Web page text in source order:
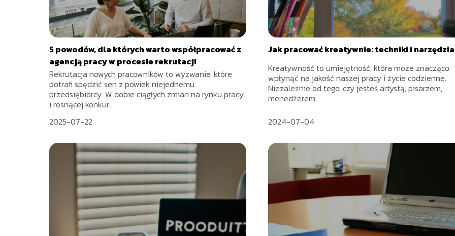
5 powodów, dla których warto współpracować z
agencją pracy w procesie rekrutacji
Rekrutacja nowych pracowników to wyzwanie, które
potrafi spędzić sen z powiek niejednemu
przedsiębiorcy. W dobie ciągłych zmian na rynku pracy
i rosnącej konkur...
2025-07-22
Jak pracować kreatywnie: techniki i narzędzia
Kreatywność to umiejętność, która może znacząco
wpłynąć na jakość naszej pracy i życie codzienne.
Niezależnie od tego, czy jesteś artystą, pisarzem,
menedżerem...
2024-07-04